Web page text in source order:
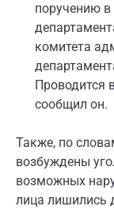
поручению
комитета
Проводится
сообщил он.
Также, по
возбуждены
возможных
лица лишились